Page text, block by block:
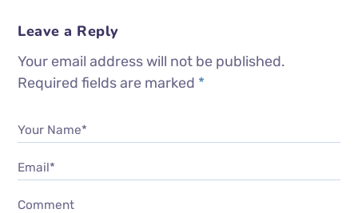
Leave a Reply
Your email address will not be published.
Required fields are marked *
Your Name*
Email*
Comment